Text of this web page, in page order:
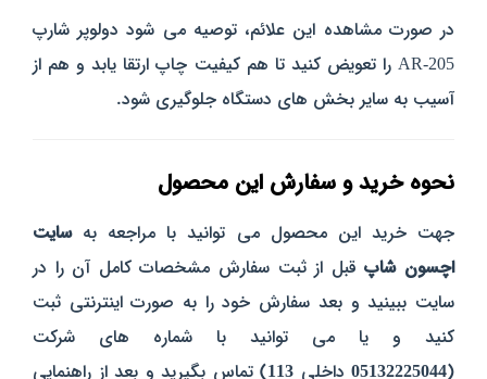
در صورت مشاهده این علائم، توصیه می‌ شود دولوپر شارپ
AR-205 را تعویض کنید تا هم کیفیت چاپ ارتقا یابد و هم از
آسیب به سایر بخش‌ های دستگاه جلوگیری شود.
نحوه خرید و سفارش این محصول
جهت خرید این محصول می توانید با مراجعه بهسایت
اچسون شاپ قبل از ثبت سفارش مشخصات کامل آن را در
سایت ببینید و بعد سفارش خود را به صورت اینترنتی ثبت
کنید و یا می توانید با شماره های شرکت
(
05132225044 داخلی 113) تماس بگیرید و بعد از راهنمایی